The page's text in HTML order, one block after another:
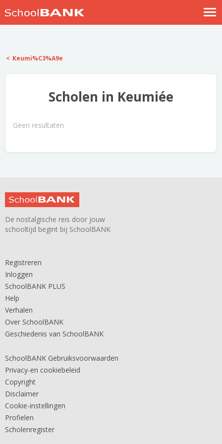
Help
Keumi%C3%A9e
Scholen in Keumiée
Geen resultaten
De nostalgische reis door jouw
schooltijd begint bij SchoolBANK
Registreren
Inloggen
SchoolBANK PLUS
Help
Verhalen
Over SchoolBANK
Geschiedenis van SchoolBANK
SchoolBANK Gebruiksvoorwaarden
Privacy-en cookiebeleid
Copyright
Disclaimer
Cookie-instellingen
Profielen
Scholenregister